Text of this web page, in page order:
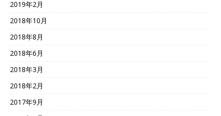
2019年2月
2018年10月
2018年8月
2018年6月
2018年3月
2018年2月
2017年9月